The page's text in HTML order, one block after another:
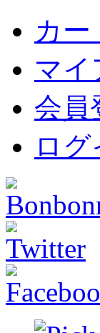
カー
マイ
会員
ログ